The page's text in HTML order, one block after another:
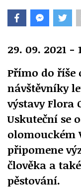
29. 09. 2021 -
Přímo do říše
návštěvníky
výstavy Flora
Uskuteční se
olomouckém
připomene
člověka a
pěstování.